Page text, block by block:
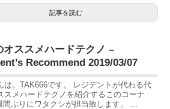
記事を読む
オススメハードテクノ –
Recommend 2019/03/07
は。TAK666です。 レジデントが代わる代
スメハードテクノを紹介するこのコーナ
間ぶりにワタクシが担当致します。 ...